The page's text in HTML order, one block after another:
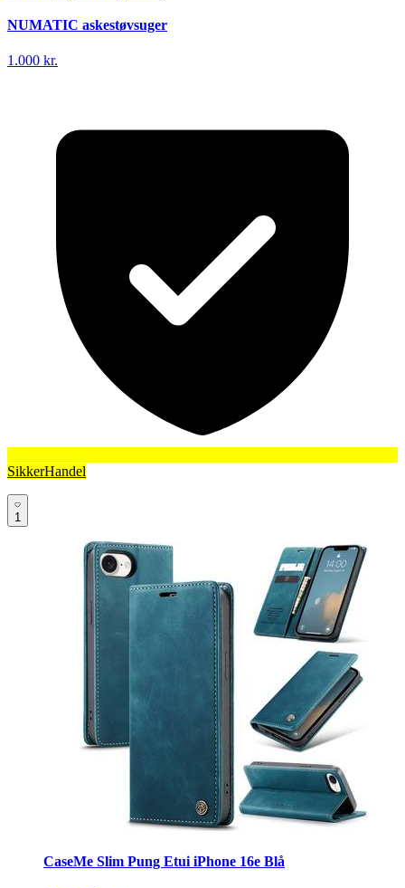
NUMATIC askestøvsuger
1.000 kr.
SikkerHandel
1
CaseMe Slim Pung Etui iPhone 16e Blå